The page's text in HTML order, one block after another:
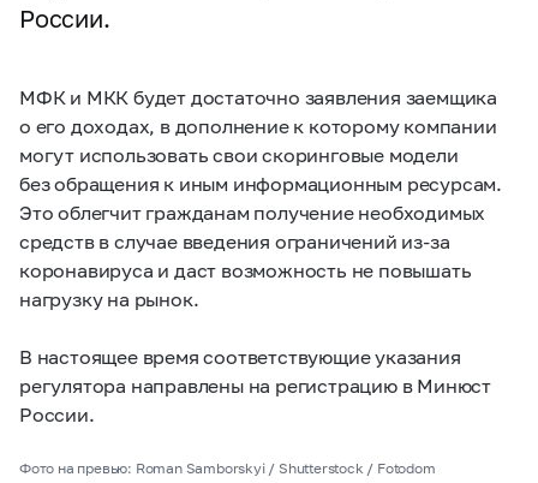
России.
МФК и МКК будет достаточно заявления заемщика
о его доходах, в дополнение к которому компании
могут использовать свои скоринговые модели
без обращения к иным информационным ресурсам.
Это облегчит гражданам получение необходимых
средств в случае введения ограничений из-за
коронавируса и даст возможность не повышать
нагрузку на рынок.
В настоящее время соответствующие указания
регулятора направлены на регистрацию в Минюст
России.
Фото на превью: Roman Samborskyi / Shutterstock / Fotodom